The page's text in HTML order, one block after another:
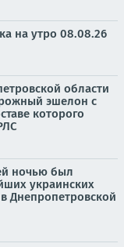
на утро 08.08.26
области
эшелон с
которого
ночью был
украинских
Днепропетровской